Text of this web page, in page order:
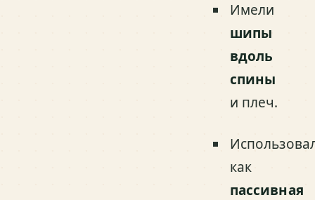
Имели
шипы
вдоль
спины
и плеч.
как
пассивная